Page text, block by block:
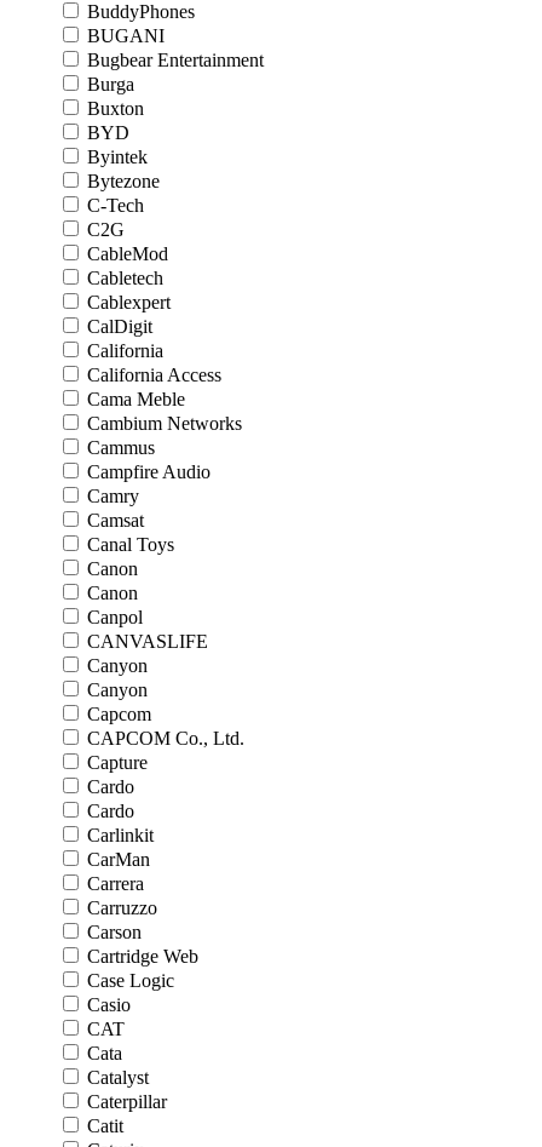
BuddyPhones
BUGANI
Bugbear Entertainment
Burga
Buxton
BYD
Byintek
Bytezone
C-Tech
C2G
CableMod
Cabletech
Cablexpert
CalDigit
California
California Access
Cama Meble
Cambium Networks
Cammus
Campfire Audio
Camry
Camsat
Canal Toys
Canon
Canon
Canpol
CANVASLIFE
Canyon
Canyon
Capcom
CAPCOM Co., Ltd.
Capture
Cardo
Cardo
Carlinkit
CarMan
Carrera
Carruzzo
Carson
Cartridge Web
Case Logic
Casio
CAT
Cata
Catalyst
Caterpillar
Catit